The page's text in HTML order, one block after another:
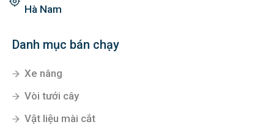
Hà Nam
Danh mục bán chạy
Xe nâng
Vòi tưới cây
Vật liệu mài cắt